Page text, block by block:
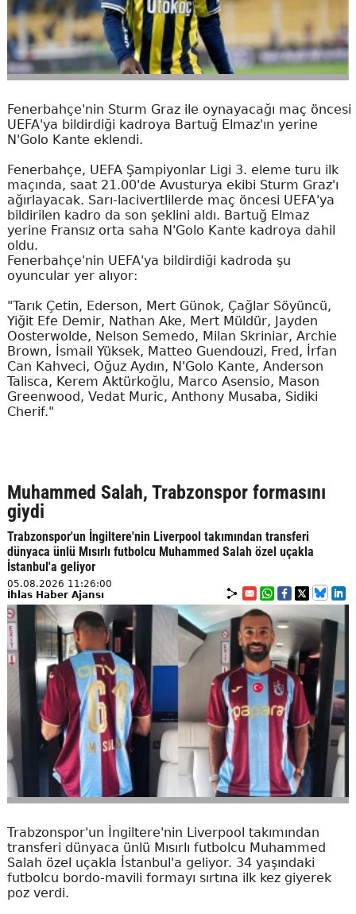
Fenerbahçe'nin Sturm Graz ile oynayacağı maç öncesi
UEFA'ya bildirdiği kadroya Bartuğ Elmaz'ın yerine
N'Golo Kante eklendi.
Fenerbahçe, UEFA Şampiyonlar Ligi 3. eleme turu ilk
maçında, saat 21.00'de Avusturya ekibi Sturm Graz'ı
ağırlayacak. Sarı-lacivertlilerde maç öncesi UEFA'ya
bildirilen kadro da son şeklini aldı. Bartuğ Elmaz
yerine Fransız orta saha N'Golo Kante kadroya dahil
oldu.
Fenerbahçe'nin UEFA'ya bildirdiği kadroda şu
oyuncular yer alıyor:
"Tarık Çetin, Ederson, Mert Günok, Çağlar Söyüncü,
Yiğit Efe Demir, Nathan Ake, Mert Müldür, Jayden
Oosterwolde, Nelson Semedo, Milan Skriniar, Archie
Brown, İsmail Yüksek, Matteo Guendouzi, Fred, İrfan
Can Kahveci, Oğuz Aydın, N'Golo Kante, Anderson
Talisca, Kerem Aktürkoğlu, Marco Asensio, Mason
Greenwood, Vedat Muric, Anthony Musaba, Sidiki
Cherif."
Muhammed Salah, Trabzonspor formasını
giydi
Trabzonspor'un İngiltere'nin Liverpool takımından transferi
dünyaca ünlü Mısırlı futbolcu Muhammed Salah özel uçakla
İstanbul'a geliyor
05.08.2026 11:26:00
İhlas Haber Ajansı
Trabzonspor'un İngiltere'nin Liverpool takımından
transferi dünyaca ünlü Mısırlı futbolcu Muhammed
Salah özel uçakla İstanbul'a geliyor. 34 yaşındaki
futbolcu bordo-mavili formayı sırtına ilk kez giyerek
poz verdi.